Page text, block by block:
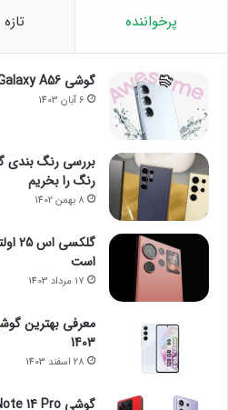
پرخواننده تازه
گوشی Galaxy A56 با دوربین بهتر همراه است
6 آبان 1403
رنگ را بخریم
8 بهمن 1402
است
17 مرداد 1403
1403
28 اسفند 1403